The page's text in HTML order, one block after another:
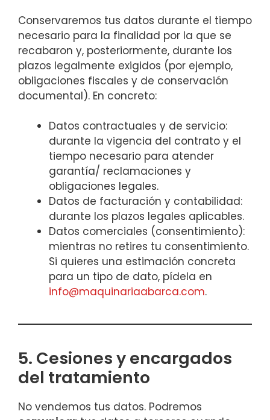
Conservaremos tus datos durante el tiempo
necesario para la finalidad por la que se
recabaron y, posteriormente, durante los
plazos legalmente exigidos (por ejemplo,
obligaciones fiscales y de conservación
documental). En concreto:
Datos contractuales y de servicio:
durante la vigencia del contrato y el
tiempo necesario para atender
garantía/ reclamaciones y
obligaciones legales.
Datos de facturación y contabilidad:
durante los plazos legales aplicables.
Datos comerciales (consentimiento):
mientras no retires tu consentimiento.
Si quieres una estimación concreta
para un tipo de dato, pídela en
info@maquinariaabarca.com.
5. Cesiones y encargados
del tratamiento
No vendemos tus datos. Podremos